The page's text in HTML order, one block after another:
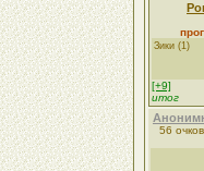
Зики (1)
[+9]
итог
56